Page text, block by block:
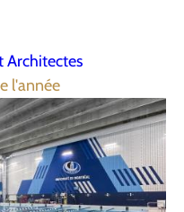
Architectes
l'année